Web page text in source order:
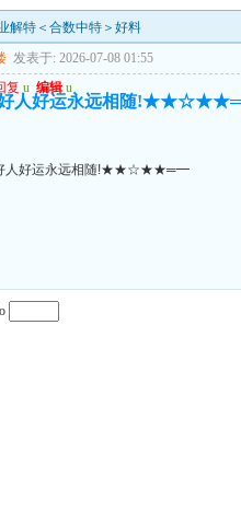
解特＜合数中特＞好料
发表于: 2026-07-08 01:55
复 u 编辑 u
人好运永远相随
人好运永远相随!★★☆★★═━